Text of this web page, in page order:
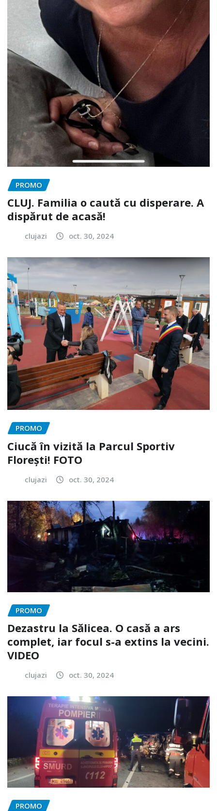
PROMO
CLUJ. Familia o caută cu disperare. A
dispărut de acasă!
clujazi oct. 30, 2024
PROMO
Ciucă în vizită la Parcul Sportiv
Florești! FOTO
clujazi oct. 30, 2024
PROMO
Dezastru la Sălicea. O casă a ars
complet, iar focul s-a extins la vecini.
VIDEO
clujazi oct. 30, 2024
PROMO